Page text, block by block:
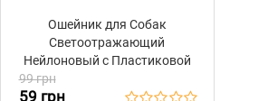
Ошейник для Собак
Светоотражающий
Нейлоновый с Пластиковой
Пряжкой BronzeDog Active
Коралловый
99 грн
59 грн